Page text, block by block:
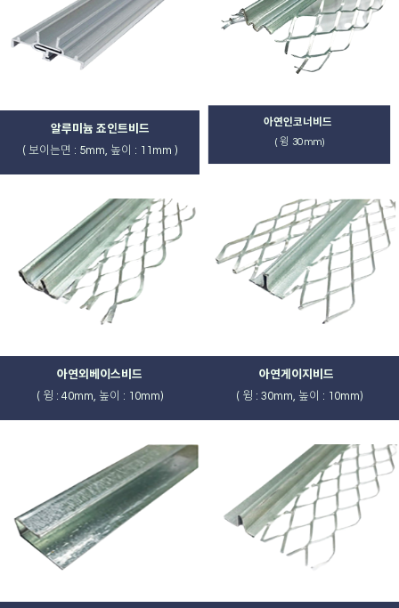
알루미늄 죠인트비드
( 보이는면 : 5mm, 높이 : 11mm )
아연인코너비드
( 윙 30mm)
아연외베이스비드
( 윙 : 40mm, 높이 : 10mm)
아연게이지비드
( 윙 : 30mm, 높이 : 10mm)